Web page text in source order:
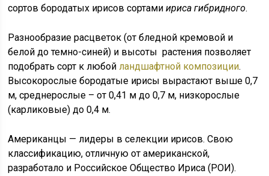
сортов бородатых ирисов сортами ириса гибридного.
Разнообразие расцветок (от бледной кремовой и
белой до темно-синей) и высоты растения позволяет
подобрать сорт к любойландшафтной композиции.
Высокорослые бородатые ирисы вырастают выше 0,7
м, среднерослые – от 0,41 м до 0,7 м, низкорослые
(карликовые) до 0,4 м.
Американцы — лидеры в селекции ирисов. Свою
классификацию, отличную от американской,
разработало и Российское Общество Ириса (РОИ).